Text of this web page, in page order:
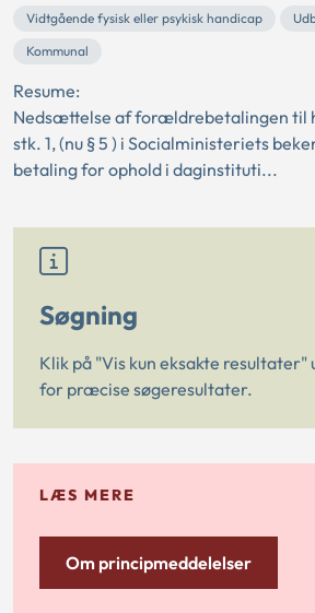
Vidtgående fysisk eller psykisk handicap
Kommunal
Resume:
Nedsættelse af forældrebetalingen til
stk. 1, (nu § 5 ) i Socialministeriets
betaling for ophold i daginstituti...
Søgning
Klik på "Vis kun eksakte
for præcise søgeresultater.
LÆS MERE
Om principmeddelelser